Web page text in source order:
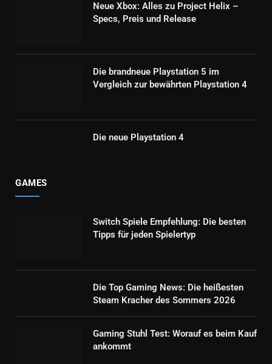
Neue Xbox: Alles zu Project Helix –
Specs, Preis und Release
Die brandneue Playstation 5 im
Vergleich zur bewährten Playstation 4
Die neue Playstation 4
GAMES
Switch Spiele Empfehlung: Die besten
Tipps für jeden Spielertyp
Die Top Gaming News: Die heißesten
Steam Kracher des Sommers 2026
Gaming Stuhl Test: Worauf es beim Kauf
ankommt